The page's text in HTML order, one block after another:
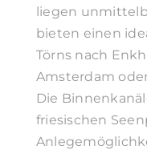
liegen
bieten einen
Törns nach
Amsterdam
Die
friesischen